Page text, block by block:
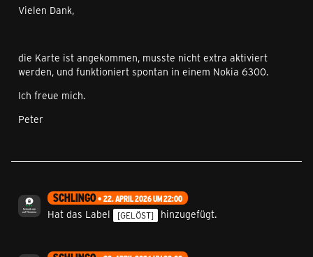
Vielen Dank,
die Karte ist angekommen, musste nicht extra aktiviert
werden, und funktioniert spontan in einem Nokia 6300.
Ich freue mich.
Peter
SCHLINGO 22. APRIL 2026 UM 22:00
Hat das Label [GELÖST] hinzugefügt.